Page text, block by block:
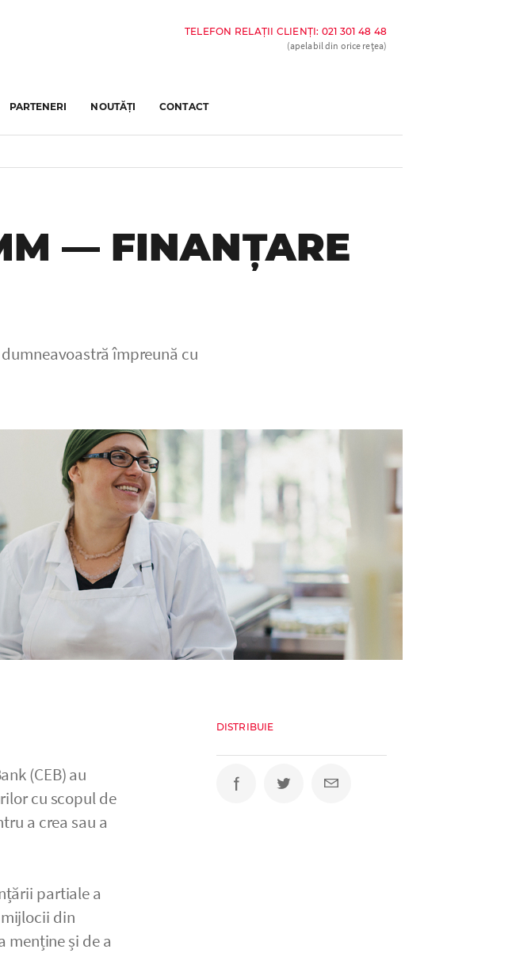
TELEFON RELAȚII CLIENȚI: 021 301 48 48
(apelabil din orice rețea)
PARTENERI NOUTĂȚI CONTACT
— FINANȚARE
împreună cu
(CEB) au
cu scopul de
a crea sau a
partiale a
din
menține și de a
DISTRIBUIE